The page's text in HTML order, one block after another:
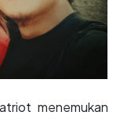
menemukan